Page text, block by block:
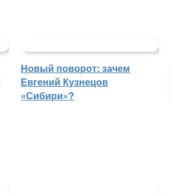
Новый поворот: зачем
Евгений Кузнецов
«Сибири»?